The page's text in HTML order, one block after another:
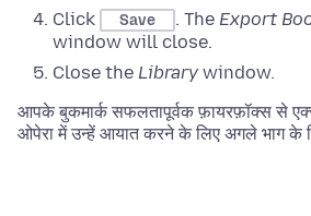
Click
Save . The Export
window will close.
Close the Library window.
आपके बुकमार्क सफलतापूर्वक फ़ायरफ़ॉक्स से
ओपेरा में उन्हें आयात करने के लिए अगले भाग के